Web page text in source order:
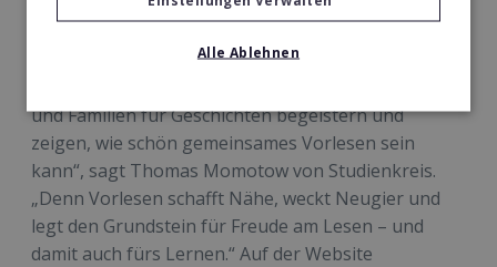
Buchtipps für Kinder und Jugendliche.
„Vorlesen schafft Nähe“
und Familien für Geschichten begeistern und
zeigen, wie schön gemeinsames Vorlesen sein
kann“, sagt Thomas Momotow von Studienkreis.
„Denn Vorlesen schafft Nähe, weckt Neugier und
legt den Grundstein für Freude am Lesen – und
damit auch fürs Lernen.“ Auf der Website
Alle Ablehnen